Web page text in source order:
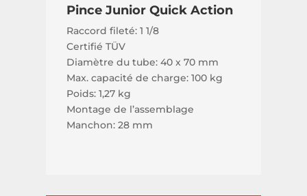
Pince Junior Quick Action
Raccord fileté: 1 1/8
Certifié TÜV
Diamètre du tube: 40 x 70 mm
Max. capacité de charge: 100 kg
Poids: 1,27 kg
Montage de l’assemblage
Manchon: 28 mm